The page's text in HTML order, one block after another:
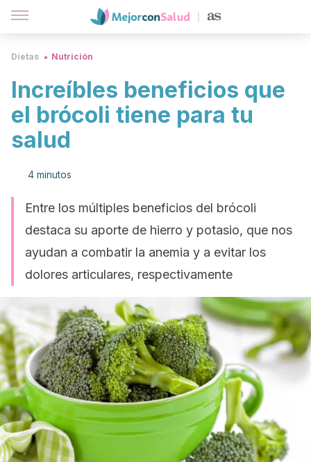
Dietas Nutrición
Increíbles beneficios que
el brócoli tiene para tu
salud
4 minutos
Entre los múltiples beneficios del brócoli
destaca su aporte de hierro y potasio, que nos
ayudan a combatir la anemia y a evitar los
dolores articulares, respectivamente